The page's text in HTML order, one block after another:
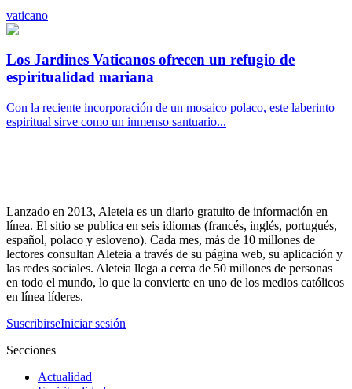
vaticano
Los Jardines Vaticanos ofrecen un refugio de
espiritualidad mariana
Con la reciente incorporación de un mosaico polaco, este laberinto
espiritual sirve como un inmenso santuario...
Lanzado en 2013, Aleteia es un diario gratuito de información en
línea. El sitio se publica en seis idiomas (francés, inglés, portugués,
español, polaco y esloveno). Cada mes, más de 10 millones de
lectores consultan Aleteia a través de su página web, su aplicación y
las redes sociales. Aleteia llega a cerca de 50 millones de personas
en todo el mundo, lo que la convierte en uno de los medios católicos
en línea líderes.
SuscribirseIniciar sesión
Secciones
Actualidad